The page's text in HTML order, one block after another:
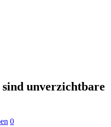
unverzichtbare
0